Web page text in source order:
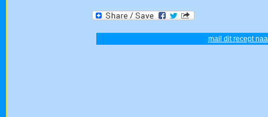
mail dit recept